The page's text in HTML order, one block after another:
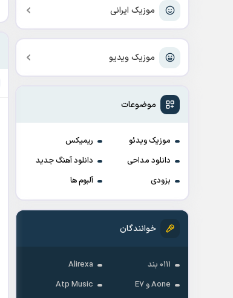
موزیک ایرانی
موزیک ویدیو
موضوعات
موزیک ویدئو
ریمیکس
دانلود مداحی
دانلود آهنگ جدید
بزودی
آلبوم ها
خوانندگان
۰۱۱۱ بند
Alirexa
Aone و E7
Atp Music